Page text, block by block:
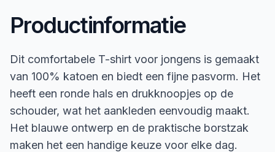
Productinformatie
Dit comfortabele T-shirt voor jongens is gemaakt
van 100% katoen en biedt een fijne pasvorm. Het
heeft een ronde hals en drukknoopjes op de
schouder, wat het aankleden eenvoudig maakt.
Het blauwe ontwerp en de praktische borstzak
maken het een handige keuze voor elke dag.